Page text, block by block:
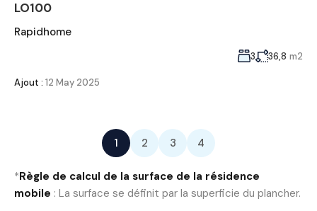
LO100
Rapidhome
3 36,8 m2
Ajout : 12 May 2025
1 2 3 4
*Règle de calcul de la surface de la résidence
mobile : La surface se définit par la superficie du plancher.